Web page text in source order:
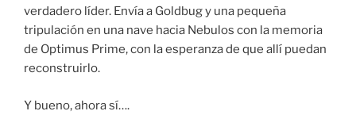
verdadero líder. Envía a Goldbug y una pequeña
tripulación en una nave hacia Nebulos con la memoria
de Optimus Prime, con la esperanza de que allí puedan
reconstruirlo.
Y bueno, ahora sí….